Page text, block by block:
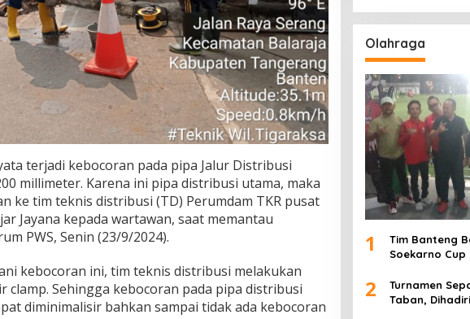
terjadi kebocoran pada pipa Jalur Distribusi
millimeter. Karena ini pipa distribusi utama, maka
ke tim teknis distribusi (TD) Perumdam TKR pusat
Jayana kepada wartawan, saat memantau
PWS, Senin (23/9/2024).
kebocoran ini, tim teknis distribusi melakukan
clamp. Sehingga kebocoran pada pipa distribusi
diminimalisir bahkan sampai tidak ada kebocoran
Olahraga
1
Tim Banteng
Soekarno Cup
2
Turnamen
Taban,